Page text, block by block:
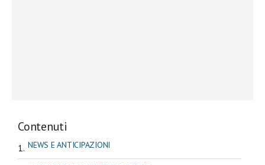
Contenuti
NEWS E ANTICIPAZIONI